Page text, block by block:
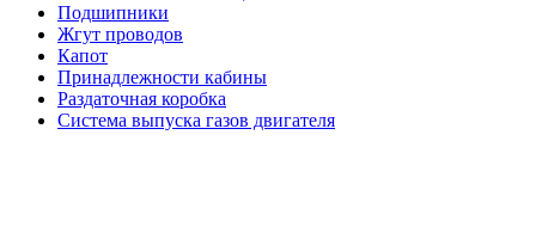
Подшипники
Жгут проводов
Капот
Принадлежности кабины
Раздаточная коробка
Система выпуска газов двигателя